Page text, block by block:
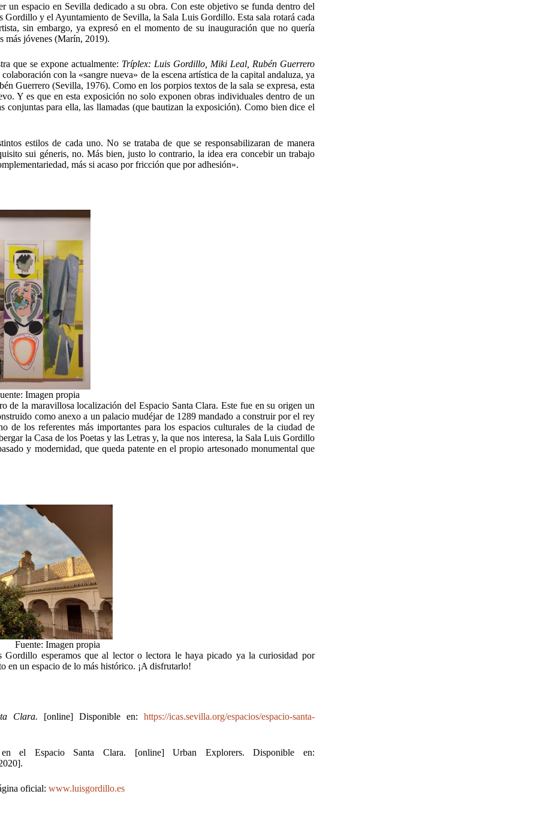
un espacio en Sevilla dedicado a su obra. Con este objetivo se funda dentro del
y el Ayuntamiento de Sevilla, la Sala Luis Gordillo. Esta sala rotará cada
sin embargo, ya expresó en el momento de su inauguración que no quería
más jóvenes (Marín, 2019).
que se expone actualmente: Tríplex: Luis Gordillo, Miki Leal, Rubén Guerrero
con la «sangre nueva» de la escena artística de la capital andaluza, ya
Guerrero (Sevilla, 1976). Como en los porpios textos de la sala se expresa, esta
Y es que en esta exposición no solo exponen obras individuales dentro de un
conjuntas para ella, las llamadas (que bautizan la exposición). Como bien dice el
estilos de cada uno. No se trataba de que se responsabilizaran de manera
sui géneris, no. Más bien, justo lo contrario, la idea era concebir un trabajo
más si acaso por fricción que por adhesión».
Imagen propia
de la maravillosa localización del Espacio Santa Clara. Este fue en su origen un
como anexo a un palacio mudéjar de 1289 mandado a construir por el rey
los referentes más importantes para los espacios culturales de la ciudad de
la Casa de los Poetas y las Letras y, la que nos interesa, la Sala Luis Gordillo
y modernidad, que queda patente en el propio artesonado monumental que
propia
esperamos que al lector o lectora le haya picado ya la curiosidad por
en un espacio de lo más histórico. ¡A disfrutarlo!
Clara. [online] Disponible en: https://icas.sevilla.org/espacios/espacio-santa-
Espacio Santa Clara. [online] Urban Explorers. Disponible en:
oficial: www.luisgordillo.es